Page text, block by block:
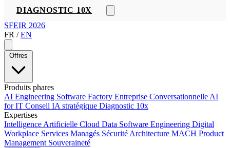
DIAGNOSTIC 10X
SFEIR 2026
FR / EN
Offres
Produits phares
AI Engineering Software Factory Entreprise Conversationnelle AI
for IT Conseil IA stratégique Diagnostic 10x
Expertises
Intelligence Artificielle Cloud Data Software Engineering Digital
Workplace Services Managés Sécurité Architecture MACH Product
Management Souveraineté